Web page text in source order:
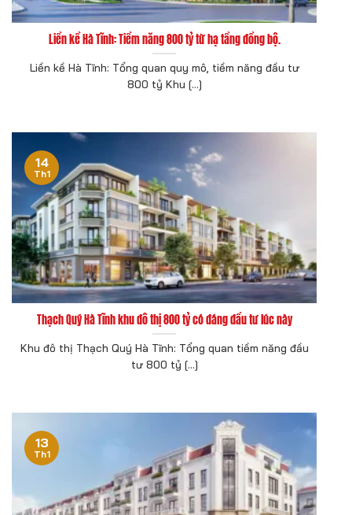
Liền kề Hà Tĩnh: Tiềm năng 800 tỷ từ hạ tầng đồng bộ.
Liền kề Hà Tĩnh: Tổng quan quy mô, tiềm năng đầu tư
800 tỷ Khu [...]
Thạch Quý Hà Tĩnh khu đô thị 800 tỷ có đáng đầu tư lúc này
Khu đô thị Thạch Quý Hà Tĩnh: Tổng quan tiềm năng đầu
tư 800 tỷ [...]
14
Th1
13
Th1